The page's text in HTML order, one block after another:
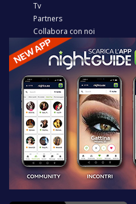
Tv
Partners
Collabora con noi